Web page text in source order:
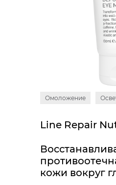
Омоложение
кожи вокруг